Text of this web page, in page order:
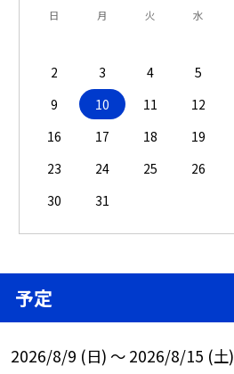
日 月 火 水
2
3 4 5
9
10 11 12
16
17 18 19
23
24 25 26
30
31
予定
2026/8/9 (日) ～ 2026/8/15 (土)